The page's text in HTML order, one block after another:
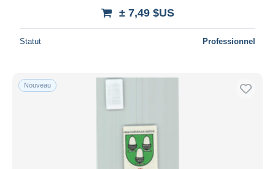
± 7,49 $US
Statut Professionnel
Nouveau